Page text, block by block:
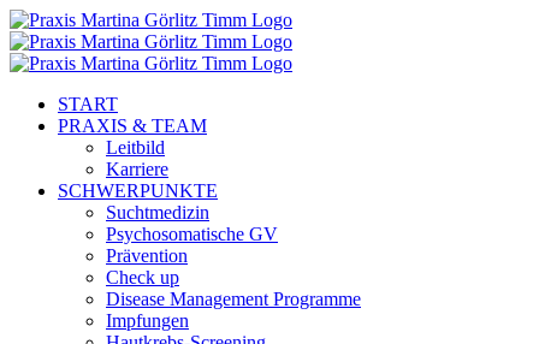
Zum
Inhalt
springen
START
PRAXIS & TEAM
Leitbild
Karriere
SCHWERPUNKTE
Suchtmedizin
Psychosomatische GV
Prävention
Check up
Disease Management Programme
Impfungen